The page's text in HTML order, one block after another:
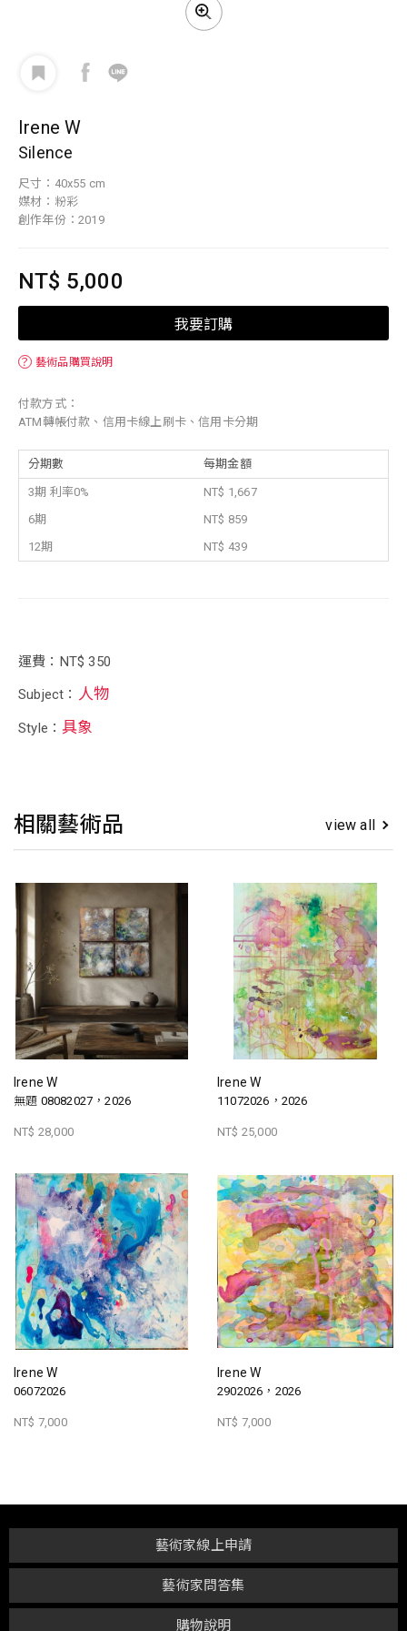
Irene W
Silence
尺寸：40x55 cm
媒材：粉彩
創作年份：2019
NT$ 5,000
我要訂購
？ 藝術品購買說明
付款方式：
ATM轉帳付款、信用卡線上刷卡、信用卡分期
分期數 每期金額
3期 利率0%
NT$ 1,667
6期
NT$ 859
12期
NT$ 439
運費：NT$ 350
Subject： 人物
Style： 具象
相關藝術品 view all
Irene W
無題 08082027，2026
NT$ 28,000
Irene W
11072026，2026
NT$ 25,000
Irene W
06072026
NT$ 7,000
Irene W
2902026，2026
NT$ 7,000
購物說明
藝術家問答集
藝術家線上申請